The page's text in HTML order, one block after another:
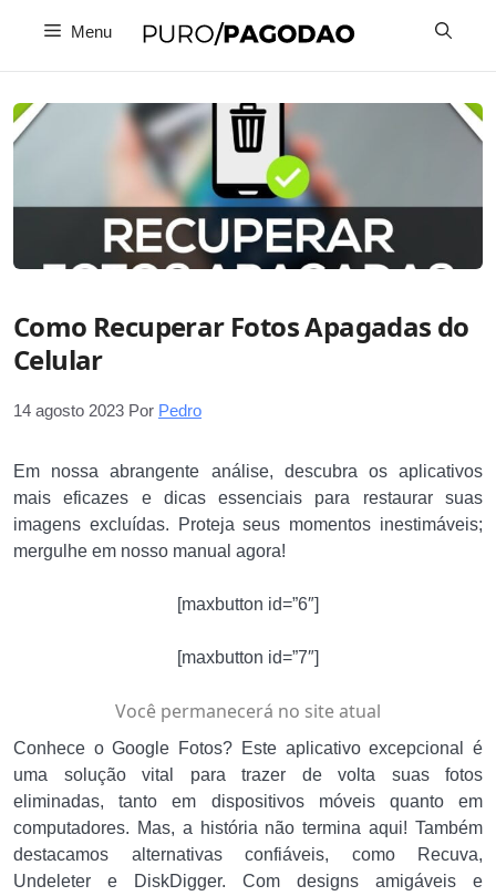
Menu
Como Recuperar Fotos Apagadas do
Celular
14 agosto 2023 Por ㅤㅤPedro
Em nossa abrangente análise, descubra os aplicativos
mais eficazes e dicas essenciais para restaurar suas
imagens excluídas. Proteja seus momentos inestimáveis;
mergulhe em nosso manual agora!
[maxbutton id=”6″]
[maxbutton id=”7″]
Você permanecerá no site atual
Conhece o Google Fotos? Este aplicativo excepcional é
uma solução vital para trazer de volta suas fotos
eliminadas, tanto em dispositivos móveis quanto em
computadores. Mas, a história não termina aqui! Também
destacamos alternativas confiáveis, como Recuva,
Undeleter e DiskDigger. Com designs amigáveis e